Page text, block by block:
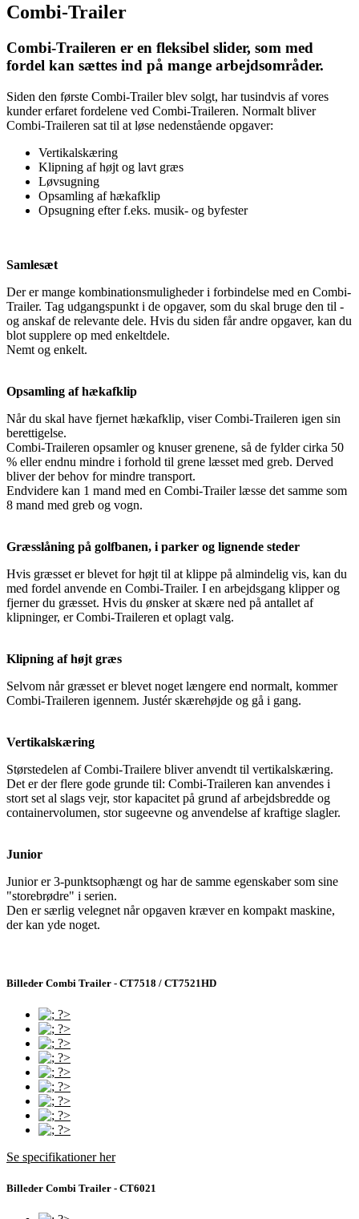
Combi-Trailer
Combi-Traileren er en fleksibel slider, som med
fordel kan sættes ind på mange arbejdsområder.
Siden den første Combi-Trailer blev solgt, har tusindvis af vores
kunder erfaret fordelene ved Combi-Traileren. Normalt bliver
Combi-Traileren sat til at løse nedenstående opgaver:
Vertikalskæring
Klipning af højt og lavt græs
Løvsugning
Opsamling af hækafklip
Opsugning efter f.eks. musik- og byfester
Samlesæt
Der er mange kombinationsmuligheder i forbindelse med en Combi-
Trailer. Tag udgangspunkt i de opgaver, som du skal bruge den til -
og anskaf de relevante dele. Hvis du siden får andre opgaver, kan du
blot supplere op med enkeltdele.
Nemt og enkelt.
Opsamling af hækafklip
Når du skal have fjernet hækafklip, viser Combi-Traileren igen sin
berettigelse.
Combi-Traileren opsamler og knuser grenene, så de fylder cirka 50
% eller endnu mindre i forhold til grene læsset med greb. Derved
bliver der behov for mindre transport.
Endvidere kan 1 mand med en Combi-Trailer læsse det samme som
8 mand med greb og vogn.
Græsslåning på golfbanen, i parker og lignende steder
Hvis græsset er blevet for højt til at klippe på almindelig vis, kan du
med fordel anvende en Combi-Trailer. I en arbejdsgang klipper og
fjerner du græsset. Hvis du ønsker at skære ned på antallet af
klipninger, er Combi-Traileren et oplagt valg.
Klipning af højt græs
Selvom når græsset er blevet noget længere end normalt, kommer
Combi-Traileren igennem. Justér skærehøjde og gå i gang.
Vertikalskæring
Størstedelen af Combi-Trailere bliver anvendt til vertikalskæring.
Det er der flere gode grunde til: Combi-Traileren kan anvendes i
stort set al slags vejr, stor kapacitet på grund af arbejdsbredde og
containervolumen, stor sugeevne og anvendelse af kraftige slagler.
Junior
Junior er 3-punktsophængt og har de samme egenskaber som sine
"storebrødre" i serien.
Den er særlig velegnet når opgaven kræver en kompakt maskine,
der kan yde noget.
Billeder Combi Trailer - CT7518 / CT7521HD
Se specifikationer her
Billeder Combi Trailer - CT6021